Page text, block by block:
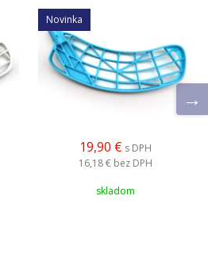
Novinka
19,90 € s DPH
16,18 € bez DPH
skladom